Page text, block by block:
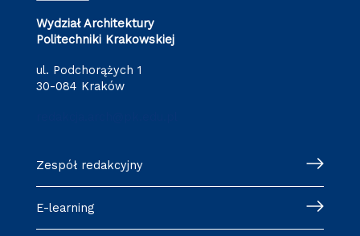
Wydział Architektury
Politechniki Krakowskiej
ul. Podchorążych 1
30-084 Kraków
Zespół redakcyjny
E-learning